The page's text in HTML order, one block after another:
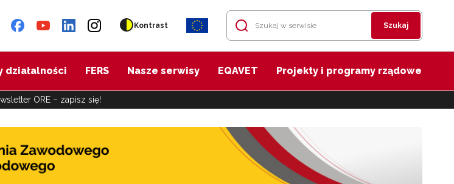
Kontrast Szukaj
działalności FERS Nasze serwisy EQAVET Projekty i programy rządowe
ORE – zapisz się!